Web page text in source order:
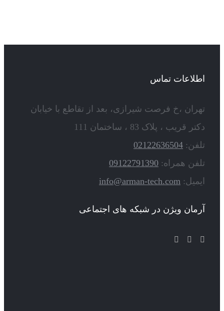
اطلاعات تماس
تهران ،خ فرصت شیرازی، بعد از تقاطع با خیابان
دکتر قریب ، پلاک 83 ، ساختمان 111
تلفن: 02122636504
تلفن همراه: 09122791390
ایمیل: info@arman-tech.com
آرمان ویژن در شبکه های اجتماعی